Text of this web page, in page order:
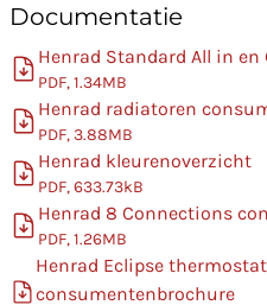
Documentatie
Henrad Standard All in
PDF, 1.34MB
Henrad radiatoren
PDF, 3.88MB
Henrad kleurenoverzicht
PDF, 633.73kB
Henrad 8 Connections
PDF, 1.26MB
Henrad Eclipse
consumentenbrochure